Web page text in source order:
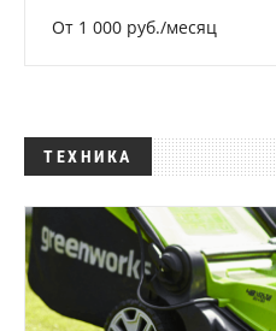
От 1 000 руб./месяц
ТЕХНИКА